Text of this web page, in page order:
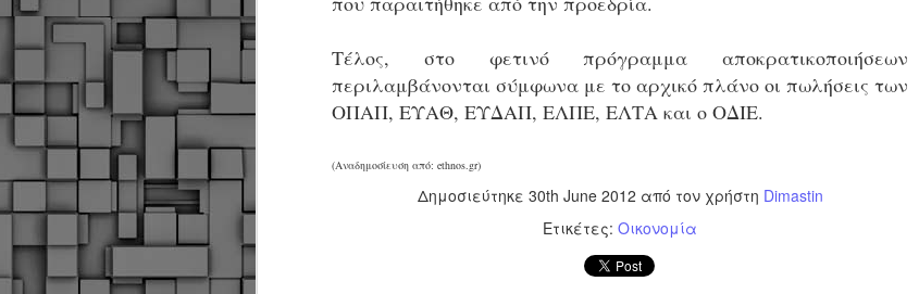
Τέλος, στο φετινό πρόγραμμα αποκρατικοποιήσεων
περιλαμβάνονται σύμφωνα με το αρχικό πλάνο οι πωλήσεις των
ΟΠΑΠ, ΕΥΑΘ, ΕΥΔΑΠ, ΕΛΠΕ, ΕΛΤΑ και ο ΟΔΙΕ.
(Αναδημοσίευση από: ethnos.gr)
Δημοσιεύτηκε 30th June 2012 από τον χρήστη Dimastin
Ετικέτες: Οικονομία
MAR
Φωτορεπορτάζ από τις ορκωμοσίες των
νεοπροσληφθέντων Δημοτιοκών Αστυνομικών
Συνεχίζονται οι ορκωμοσίες των νέων Δημοτικών Αστυνομικών
σε δήμους της χώρας. Το Dimastin, αναζητεί σχετικό
φωτογραφικό υλικό στο διαδίκτυο και σας το παρουσιάζει σε
αυτή την ανάρτηση. Επίσης, σας καλούμε, αν διαπιστώσετε ότι
μας έχουν "ξεφύγει" ορκωμοσίες, μπορείτε να στέλνετε το
φωτογραφικό τους υλικό στο dimasthes@gmail.gr ώστε να το